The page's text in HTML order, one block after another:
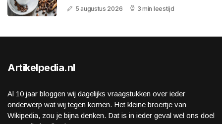
5 augustus 2026 3 min leestijd
Artikelpedia.nl
Al 10 jaar bloggen wij dagelijks vraagstukken over ieder
onderwerp wat wij tegen komen. Het kleine broertje van
Wikipedia, zou je bijna denken. Dat is in ieder geval wel ons doel